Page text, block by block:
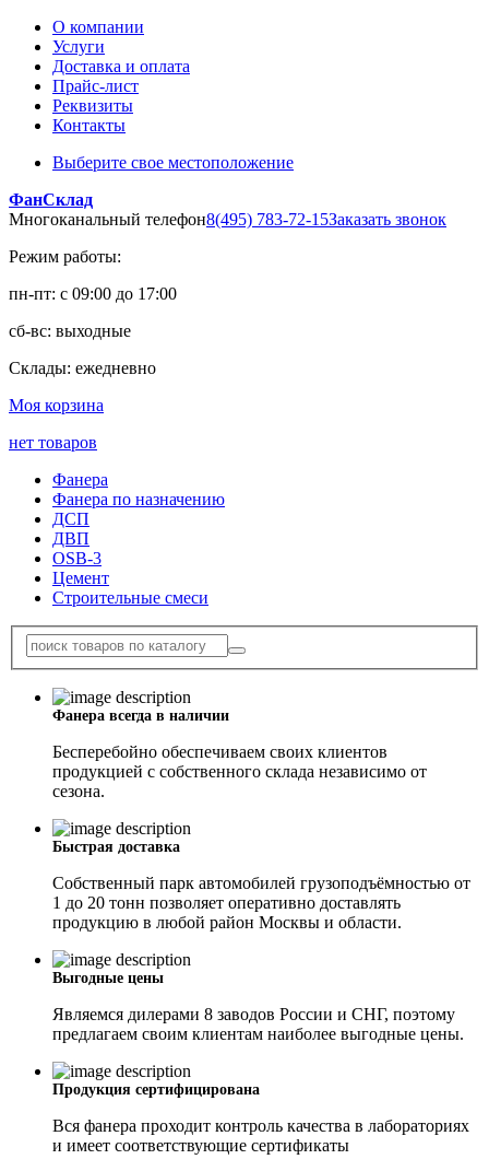
О компании
Услуги
Доставка и оплата
Прайс-лист
Реквизиты
Контакты
Выберите свое местоположение
ФанСклад
Многоканальный телефон8(495) 783-72-15Заказать звонок
Режим работы:
пн-пт: с 09:00 до 17:00
сб-вс: выходные
Склады: ежедневно
Моя корзина
нет товаров
Фанера
Фанера по назначению
ДСП
ДВП
OSB-3
Цемент
Строительные смеси
Фанера всегда в наличии
Бесперебойно обеспечиваем своих клиентов
продукцией с собственного склада независимо от
сезона.
Быстрая доставка
Собственный парк автомобилей грузоподъёмностью от
1 до 20 тонн позволяет оперативно доставлять
продукцию в любой район Москвы и области.
Выгодные цены
Являемся дилерами 8 заводов России и СНГ, поэтому
предлагаем своим клиентам наиболее выгодные цены.
Продукция сертифицирована
Вся фанера проходит контроль качества в лабораториях
и имеет соответствующие сертификаты